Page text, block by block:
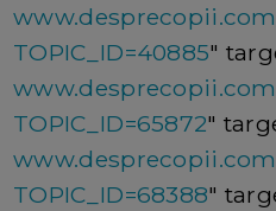
TOPIC_ID=40885"
TOPIC_ID=65872"
TOPIC_ID=68388"